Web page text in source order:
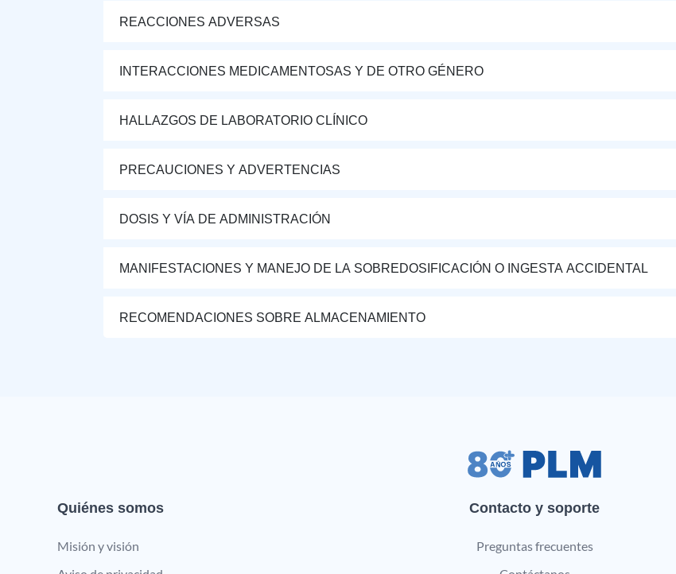
REACCIONES ADVERSAS
INTERACCIONES MEDICAMENTOSAS Y DE OTRO GÉNERO
HALLAZGOS DE LABORATORIO CLÍNICO
PRECAUCIONES Y ADVERTENCIAS
DOSIS Y VÍA DE ADMINISTRACIÓN
MANIFESTACIONES Y MANEJO DE LA SOBREDOSIFICACIÓN O INGESTA ACCIDENTAL
RECOMENDACIONES SOBRE ALMACENAMIENTO
Quiénes somos
Misión y visión
Contacto y soporte
Preguntas frecuentes